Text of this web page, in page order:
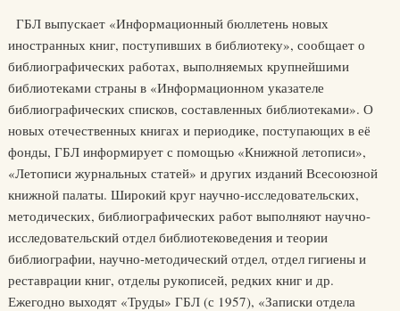
ГБЛ выпускает «Информационный бюллетень новых
иностранных книг, поступивших в библиотеку», сообщает о
библиографических работах, выполняемых крупнейшими
библиотеками страны в «Информационном указателе
библиографических списков, составленных библиотеками». О
новых отечественных книгах и периодике, поступающих в её
фонды, ГБЛ информирует с помощью «Книжной летописи»,
«Летописи журнальных статей» и других изданий Всесоюзной
книжной палаты. Широкий круг научно-исследовательских,
методических, библиографических работ выполняют научно-
исследовательский отдел библиотековедения и теории
библиографии, научно-методический отдел, отдел гигиены и
реставрации книг, отделы рукописей, редких книг и др.
Ежегодно выходят «Труды» ГБЛ (с 1957), «Записки отдела